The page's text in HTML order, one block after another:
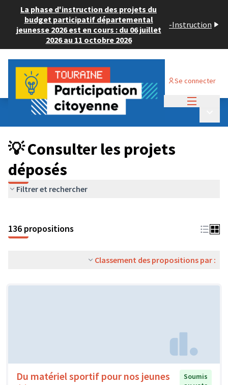
La phase d'instruction des projets du
budget participatif départemental
jeunesse 2026 est en cours : du 06 juillet
2026 au 11 octobre 2026
-Instruction
Se connecter
Budget Participatif JEUNESSE 2024
💡 Consulter les projets déposés
💡 Consulter les projets
déposés
Filtrer et rechercher
136 propositions
Classement des propositions par :
Du matériel sportif pour nos jeunes
Soumis